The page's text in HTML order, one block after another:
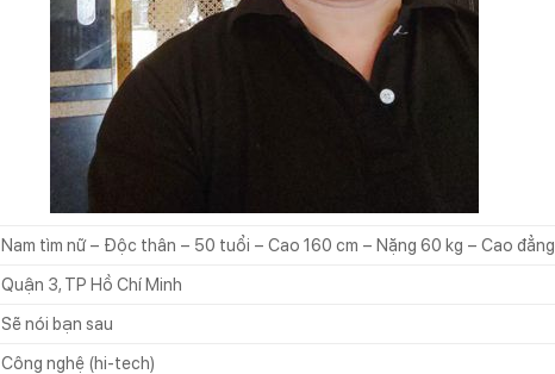
Nam tìm nữ – Độc thân – 50 tuổi – Cao 160 cm – Nặng 60 kg – Cao đẳng
Quận 3, TP Hồ Chí Minh
Sẽ nói bạn sau
Công nghệ (hi-tech)